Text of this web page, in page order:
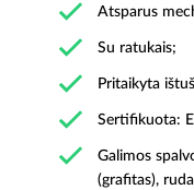
Atsparus
Su ratukais;
Pritaikyta
Sertifikuota:
Galimos
(grafitas),